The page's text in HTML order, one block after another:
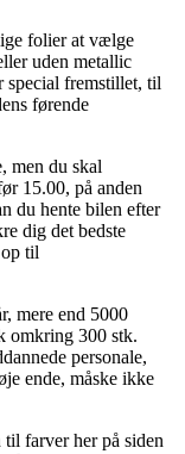
folier at vælge
uden metallic
special fremstillet, til
førende
men du skal
15.00, på anden
du hente bilen efter
dig det bedste
til
mere end 5000
omkring 300 stk.
personale,
ende, måske ikke
farver her på siden